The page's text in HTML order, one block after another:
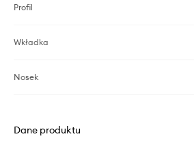
Profil
Wkładka
Nosek
Dane produktu